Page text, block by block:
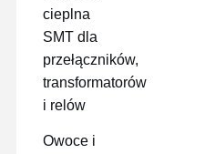
cieplna
SMT dla
przełączników,
transformatorów
i relów
Owoce i